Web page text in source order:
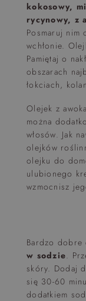
kokosowy,
rycynowy, z
Posmaruj nim
wchłonie.
Pamiętaj o
obszarach
łokciach,
Olejek z
można
włosów. Jak
olejków
olejku do
ulubionego
wzmocnisz
Bardzo dobre
w sodzie.
skóry. Dodaj
się 30-60
dodatkiem